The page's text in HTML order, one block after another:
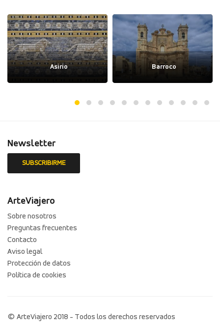
Asirio Barroco
Newsletter
ArteViajero
Sobre nosotros
Preguntas frecuentes
Contacto
Aviso legal
Protección de datos
Política de cookies
© ArteViajero 2018 - Todos los derechos reservados